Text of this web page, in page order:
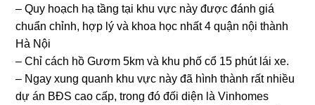
– Quy hoạch hạ tầng tại khu vực này được đánh giá
chuẩn chỉnh, hợp lý và khoa học nhất 4 quận nội thành
Hà Nội
– Chỉ cách hồ Gươm 5km và khu phố cổ 15 phút lái xe.
– Ngay xung quanh khu vực này đã hình thành rất nhiều
dự án BĐS cao cấp, trong đó đối diện là Vinhomes